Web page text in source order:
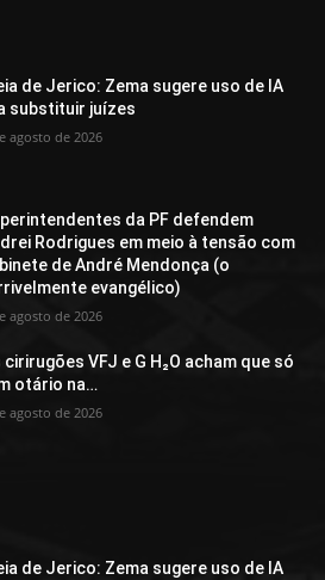
de Jerico: Zema sugere uso de IA
substituir juízes
agosto de 2026
da PF defendem
Rodrigues em meio à tensão com
de André Mendonça (o
evangélico)
agosto de 2026
cirirugões VFJ e G H₂O acham que só
otário na…
agosto de 2026
de Jerico: Zema sugere uso de IA